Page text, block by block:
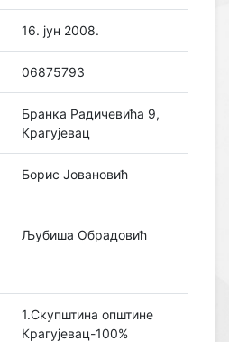
16. јун 2008.
06875793
Бранка Радичевића 9,
Крагујевац
Борис Јовановић
Љубиша Обрадовић
1.Скупштина општине
Крагујевац-100%